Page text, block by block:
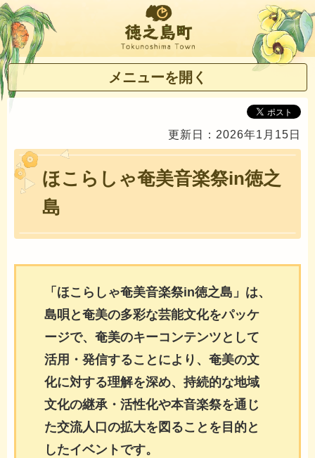
徳之島町
メニューを開く
更新日：2026年1月15日
ほこらしゃ奄美音楽祭in徳之
島
「ほこらしゃ奄美音楽祭in徳之島」は、
島唄と奄美の多彩な芸能文化をパッケ
ージで、奄美のキーコンテンツとして
活用・発信することにより、奄美の文
化に対する理解を深め、持続的な地域
文化の継承・活性化や本音楽祭を通じ
た交流人口の拡大を図ることを目的と
したイベントです。